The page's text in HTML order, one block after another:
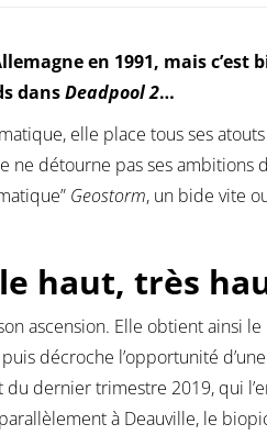
en 1991, mais
dansDeadpool 2…
elle place tous ses
ne détourne pas ses ambitions
Geostorm, un bide vite
haut, très
ascension. Elle obtient ainsi
puis décroche l’opportunité
dernier trimestre 2019, qui
à Deauville, le